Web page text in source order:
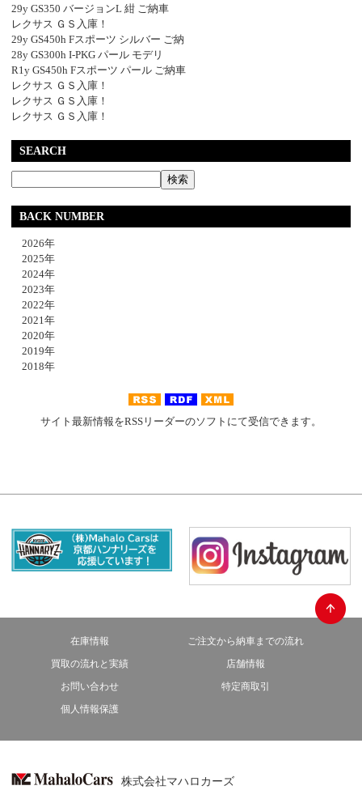
29y GS350 バージョンL 紺 ご納車
レクサス ＧＳ入庫！
29y GS450h Fスポーツ シルバー ご納
28y GS300h I-PKG パール モデリ
R1y GS450h Fスポーツ パール ご納車
レクサス ＧＳ入庫！
レクサス ＧＳ入庫！
レクサス ＧＳ入庫！
SEARCH
BACK NUMBER
2026年
2025年
2024年
2023年
2022年
2021年
2020年
2019年
2018年
サイト最新情報をRSSリーダーのソフトにて受信できます。
在庫情報
ご注文から納車までの流れ
買取の流れと実績
店舗情報
お問い合わせ
特定商取引
個人情報保護
株式会社マハロカーズ